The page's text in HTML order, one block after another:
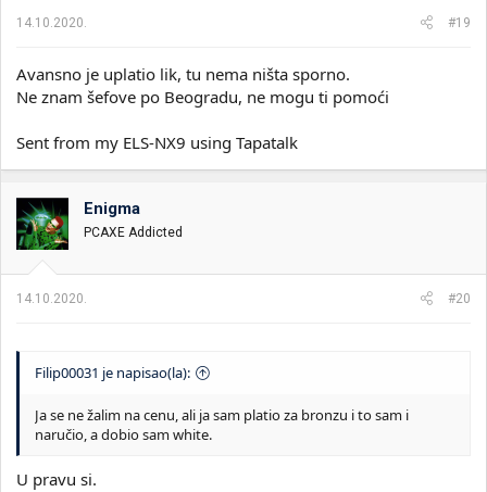
14.10.2020. #19
Avansno je uplatio lik, tu nema ništa sporno.
Ne znam šefove po Beogradu, ne mogu ti pomoći
Sent from my ELS-NX9 using Tapatalk
Enigma
PCAXE Addicted
14.10.2020. #20
Filip00031 je napisao(la):
Ja se ne žalim na cenu, ali ja sam platio za bronzu i to sam i
naručio, a dobio sam white.
U pravu si.